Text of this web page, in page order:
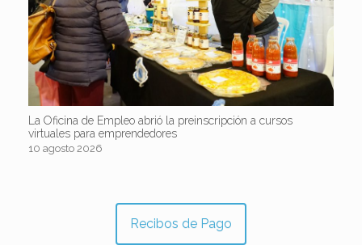
La Oficina de Empleo abrió la preinscripción a cursos
virtuales para emprendedores
10 agosto 2026
Recibos de Pago